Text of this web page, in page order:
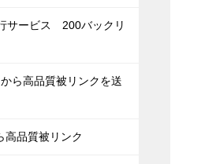
サービス 200バックリ
ら高品質被リンクを送
高品質被リンク